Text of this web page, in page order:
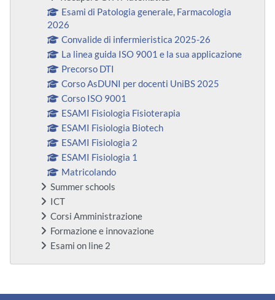
Esami di Patologia generale, Farmacologia
2026
Convalide di infermieristica 2025-26
La linea guida ISO 9001 e la sua applicazione
Precorso DTI
Corso AsDUNI per docenti UniBS 2025
Corso ISO 9001
ESAMI Fisiologia Fisioterapia
ESAMI Fisiologia Biotech
ESAMI Fisiologia 2
ESAMI Fisiologia 1
Matricolando
Summer schools
ICT
Corsi Amministrazione
Formazione e innovazione
Esami on line 2
Blocchi supplementari